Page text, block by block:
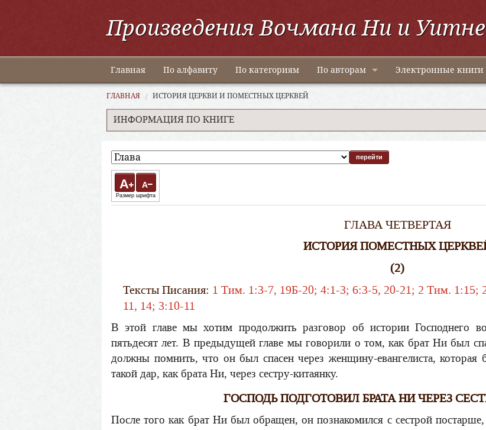
Произведения Вочмана Ни и
Главная По алфавиту По категориям По авторам Электронные книги
ГЛАВНАЯ ИСТОРИЯ ЦЕРКВИ И ПОМЕСТНЫХ ЦЕРКВЕЙ
ИНФОРМАЦИЯ ПО КНИГЕ
A A
Размер шрифта
ГЛАВА ЧЕТВЕРТАЯ
ИСТОРИЯ ПОМЕСТНЫХ
(2)
Тексты Писания: 1 Тим. 1:3-7, 19Б-20; 4:1-3; 6:3-5, 20-21; 2 Тим. 1:15;
11, 14; 3:10-11
В этой главе мы хотим продолжить разговор об истории Господнего
пятьдесят лет. В предыдущей главе мы говорили о том, как брат Ни был
должны помнить, что он был спасен через женщину-евангелиста, которая
такой дар, как брата Ни, через сестру-китаянку.
ГОСПОДЬ ПОДГОТОВИЛ БРАТА НИ ЧЕРЕЗ
После того как брат Ни был обращен, он познакомился с сестрой